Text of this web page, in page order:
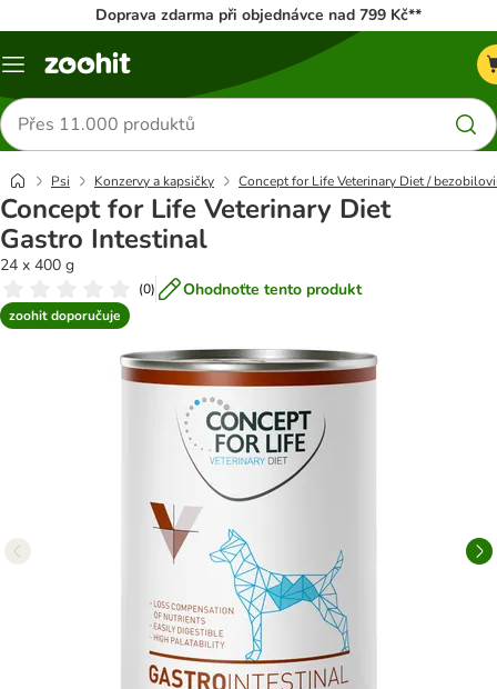
Doprava zdarma při objednávce nad 799 Kč**
Menu
Hledat
produkty
Psi Konzervy a kapsičky Concept for Life Veterinary Diet /
Concept for Life Veterinary Diet
Gastro Intestinal
24 x 400 g
(0) Ohodnoťte tento produkt
zoohit doporučuje